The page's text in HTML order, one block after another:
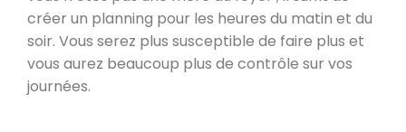
créer un planning pour les heures du matin et du
soir. Vous serez plus susceptible de faire plus et
vous aurez beaucoup plus de contrôle sur vos
journées.